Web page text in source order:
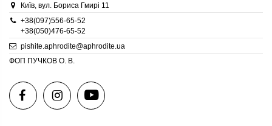
Київ, вул. Бориса Гмирі 11
+38(097)556-65-52
+38(050)476-65-52
pishite.aphrodite@aphrodite.ua
ФОП ПУЧКОВ О. В.